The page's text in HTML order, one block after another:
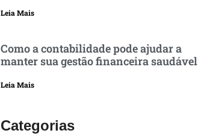
Leia Mais
Como a contabilidade pode ajudar a
manter sua gestão financeira saudável
Leia Mais
Categorias